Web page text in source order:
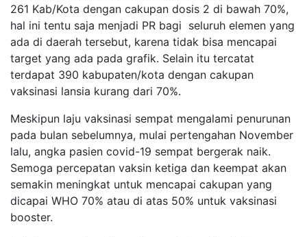
261 Kab/Kota dengan cakupan dosis 2 di bawah 70%,
hal ini tentu saja menjadi PR bagi seluruh elemen yang
ada di daerah tersebut, karena tidak bisa mencapai
target yang ada pada grafik. Selain itu tercatat
terdapat 390 kabupaten/kota dengan cakupan
vaksinasi lansia kurang dari 70%.
Meskipun laju vaksinasi sempat mengalami penurunan
pada bulan sebelumnya, mulai pertengahan November
lalu, angka pasien covid-19 sempat bergerak naik.
Semoga percepatan vaksin ketiga dan keempat akan
semakin meningkat untuk mencapai cakupan yang
dicapai WHO 70% atau di atas 50% untuk vaksinasi
booster.